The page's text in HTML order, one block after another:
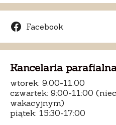
Facebook
Kancelaria
wtorek: 9:00-11:00
czwartek: 9:00-11:00
wakacyjnym)
piątek: 15:30-17:00